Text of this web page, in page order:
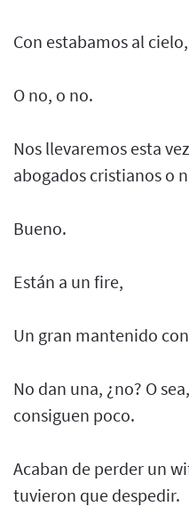
Con estabamos al
O no, o no.
Nos llevaremos esta
abogados cristianos o
Bueno.
Están a un fire,
Un gran mantenido
No dan una, ¿no? O
consiguen poco.
Acaban de perder un
tuvieron que despedir.